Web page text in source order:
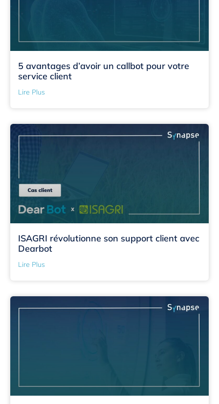
5 avantages d’avoir un callbot pour votre
service client
Lire Plus
ISAGRI révolutionne son support client avec
Dearbot
Lire Plus